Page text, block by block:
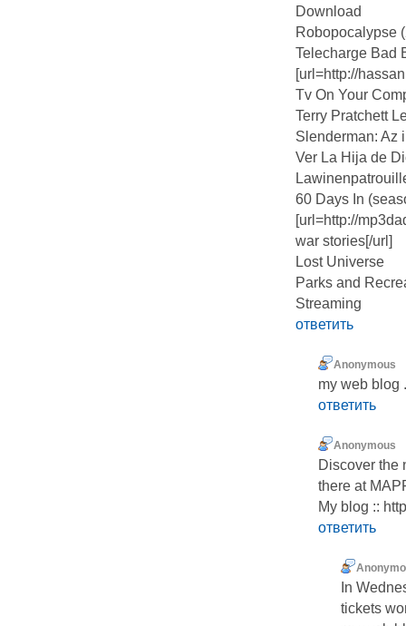
Download
Robopocalypse
Telecharge Bad
[url=http://
Tv On Your
Terry Pratchett
Slenderman: Az
Ver La Hija de
60 Days In
[url=http://
war stories[/url]
Lost Universe
Parks and
Streaming
ответить
Anonymous
my web blog
ответить
Anonymous
Discover the
there at
My blog ::
ответить
In
tickets